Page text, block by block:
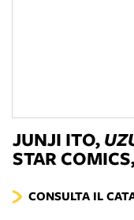
JUNJI ITO,
STAR
CONSULTA IL